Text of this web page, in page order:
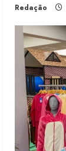
Redação